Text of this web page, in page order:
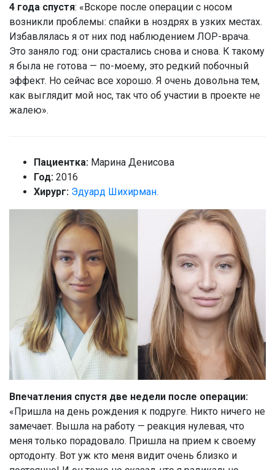
4 года спустя: «Вскоре после операции с носом
возникли проблемы: спайки в ноздрях в узких местах.
Избавлялась я от них под наблюдением ЛОР-врача.
Это заняло год: они срастались снова и снова. К такому
я была не готова — по-моему, это редкий побочный
эффект. Но сейчас все хорошо. Я очень довольна тем,
как выглядит мой нос, так что об участии в проекте не
жалею».
Пациентка: Марина Денисова
Год: 2016
Хирург: Эдуард Шихирман.
Впечатления спустя две недели после операции:
«Пришла на день рождения к подруге. Никто ничего не
замечает. Вышла на работу — реакция нулевая, что
меня только порадовало. Пришла на прием к своему
ортодонту. Вот уж кто меня видит очень близко и